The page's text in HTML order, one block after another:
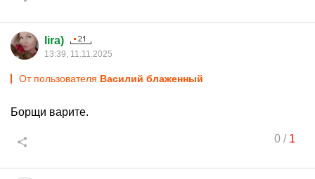
lira)
13:39, 11.11.2025
От пользователя Василий блаженный
Борщи варите.
0/ 1